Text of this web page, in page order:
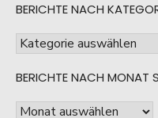
BERICHTE NACH
Berichte
Kategorie
sortiert:
BERICHTE NACH MONAT
Berichte